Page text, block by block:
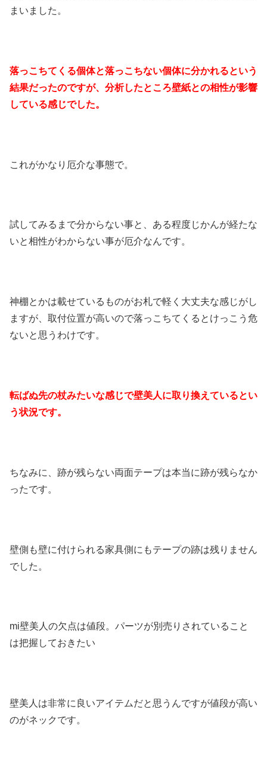
まいました。
落っこちてくる個体と落っこちない個体に分かれるという
結果だったのですが、分析したところ壁紙との相性が影響
している感じでした。
これがかなり厄介な事態で。
試してみるまで分からない事と、ある程度じかんが経たな
いと相性がわからない事が厄介なんです。
神棚とかは載せているものがお札で軽く大丈夫な感じがし
ますが、取付位置が高いので落っこちてくるとけっこう危
ないと思うわけです。
転ばぬ先の杖みたいな感じで壁美人に取り換えているとい
う状況です。
ちなみに、跡が残らない両面テープは本当に跡が残らなか
ったです。
壁側も壁に付けられる家具側にもテープの跡は残りません
でした。
mi壁美人の欠点は値段。パーツが別売りされていること
は把握しておきたい
壁美人は非常に良いアイテムだと思うんですが値段が高い
のがネックです。